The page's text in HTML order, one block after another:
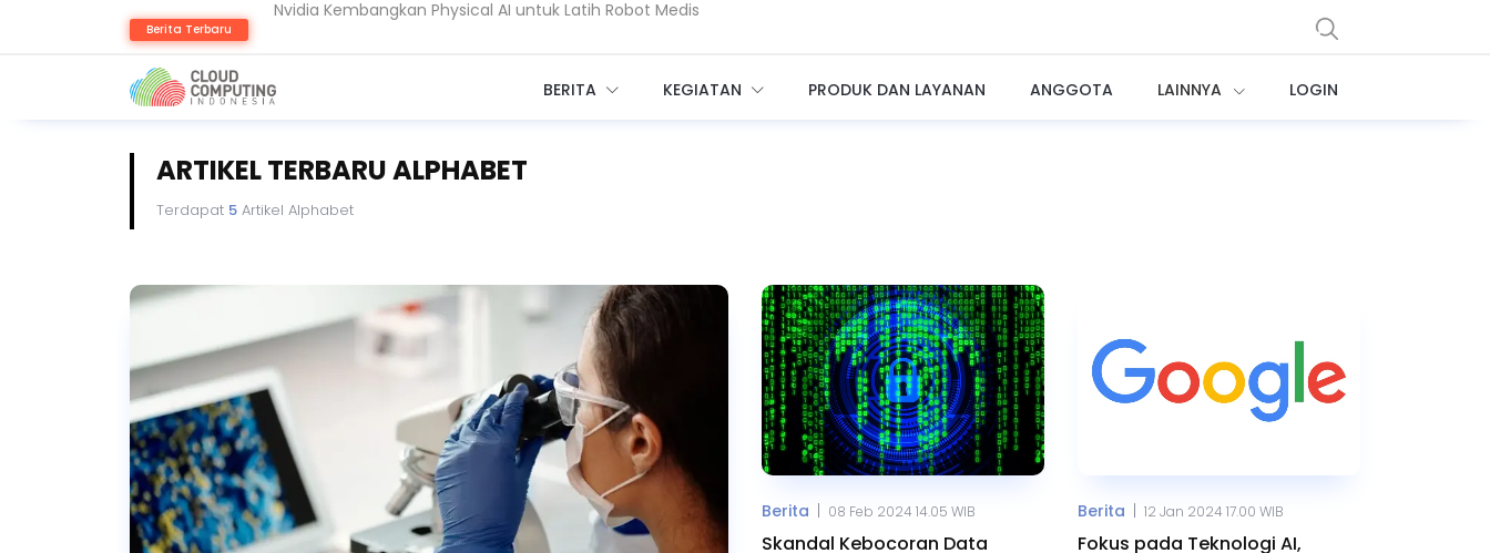
Berita Terbaru
AMD Gandeng Core Scientific Bangun Infrastruktur AI Raksasa
BERITA KEGIATAN PRODUK DAN LAYANAN ANGGOTA LAINNYA LOGIN
ARTIKEL TERBARU ALPHABET
Terdapat 5Artikel Alphabet
Berita | 08 Feb 2024 14.05 WIB
Skandal Kebocoran Data
Berita | 12 Jan 2024 17.00 WIB
Fokus pada Teknologi AI,